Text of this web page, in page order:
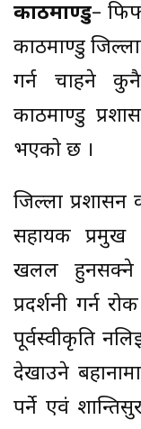
काठमाण्डु–
काठमाण्डु
गर्न चाहने
काठमाण्डु
भएको छ ।
जिल्ला प्रशासन
सहायक प्रमुख
खलल
प्रदर्शनी गर्न
पूर्वस्वीकृति
देखाउने
पर्ने एवं